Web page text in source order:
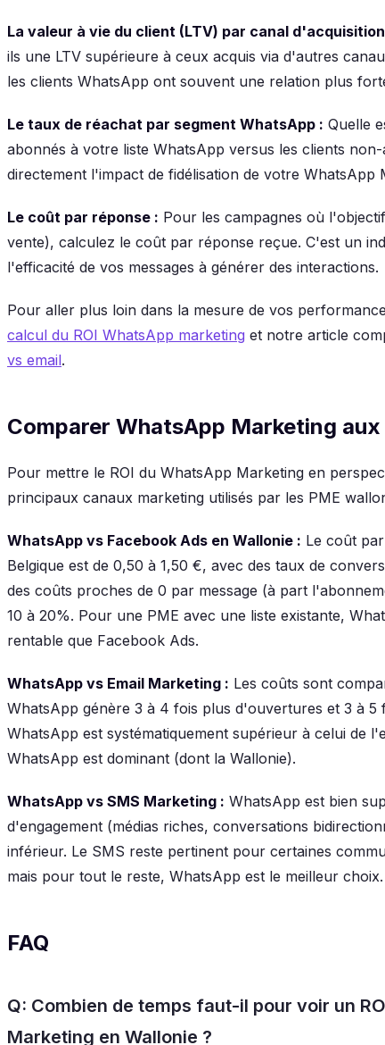
La valeur à vie du client (LTV) par canal
ils une LTV supérieure à ceux acquis via d'autres
les clients WhatsApp ont souvent une relation plus
Le taux de réachat par segment WhatsApp : Quelle
abonnés à votre liste WhatsApp versus les clients
directement l'impact de fidélisation de votre WhatsApp
Le coût par réponse : Pour les campagnes où
vente), calculez le coût par réponse reçue. C'est un
l'efficacité de vos messages à générer des interactions.
Pour aller plus loin dans la mesure de vos
calcul du ROI WhatsApp marketing et notre article
vs email.
Comparer WhatsApp Marketing
Pour mettre le ROI du WhatsApp Marketing en
principaux canaux marketing utilisés par les PME
WhatsApp vs Facebook Ads en Wallonie : Le coût
Belgique est de 0,50 à 1,50 €, avec des taux de
des coûts proches de 0 par message (à part
10 à 20%. Pour une PME avec une liste existante,
rentable que Facebook Ads.
WhatsApp vs Email Marketing : Les coûts sont
WhatsApp génère 3 à 4 fois plus d'ouvertures et 3 à 5
WhatsApp est systématiquement supérieur à celui de
WhatsApp est dominant (dont la Wallonie).
WhatsApp vs SMS Marketing : WhatsApp est bien
d'engagement (médias riches, conversations
inférieur. Le SMS reste pertinent pour certaines
mais pour tout le reste, WhatsApp est le meilleur choix.
FAQ
Q: Combien de temps faut-il pour voir un
Marketing en Wallonie ?